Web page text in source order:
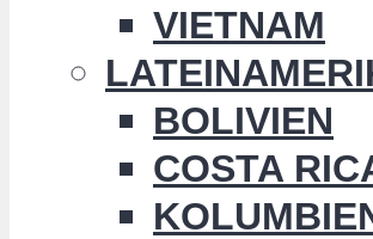
VIETNAM
BOLIVIEN
COSTA